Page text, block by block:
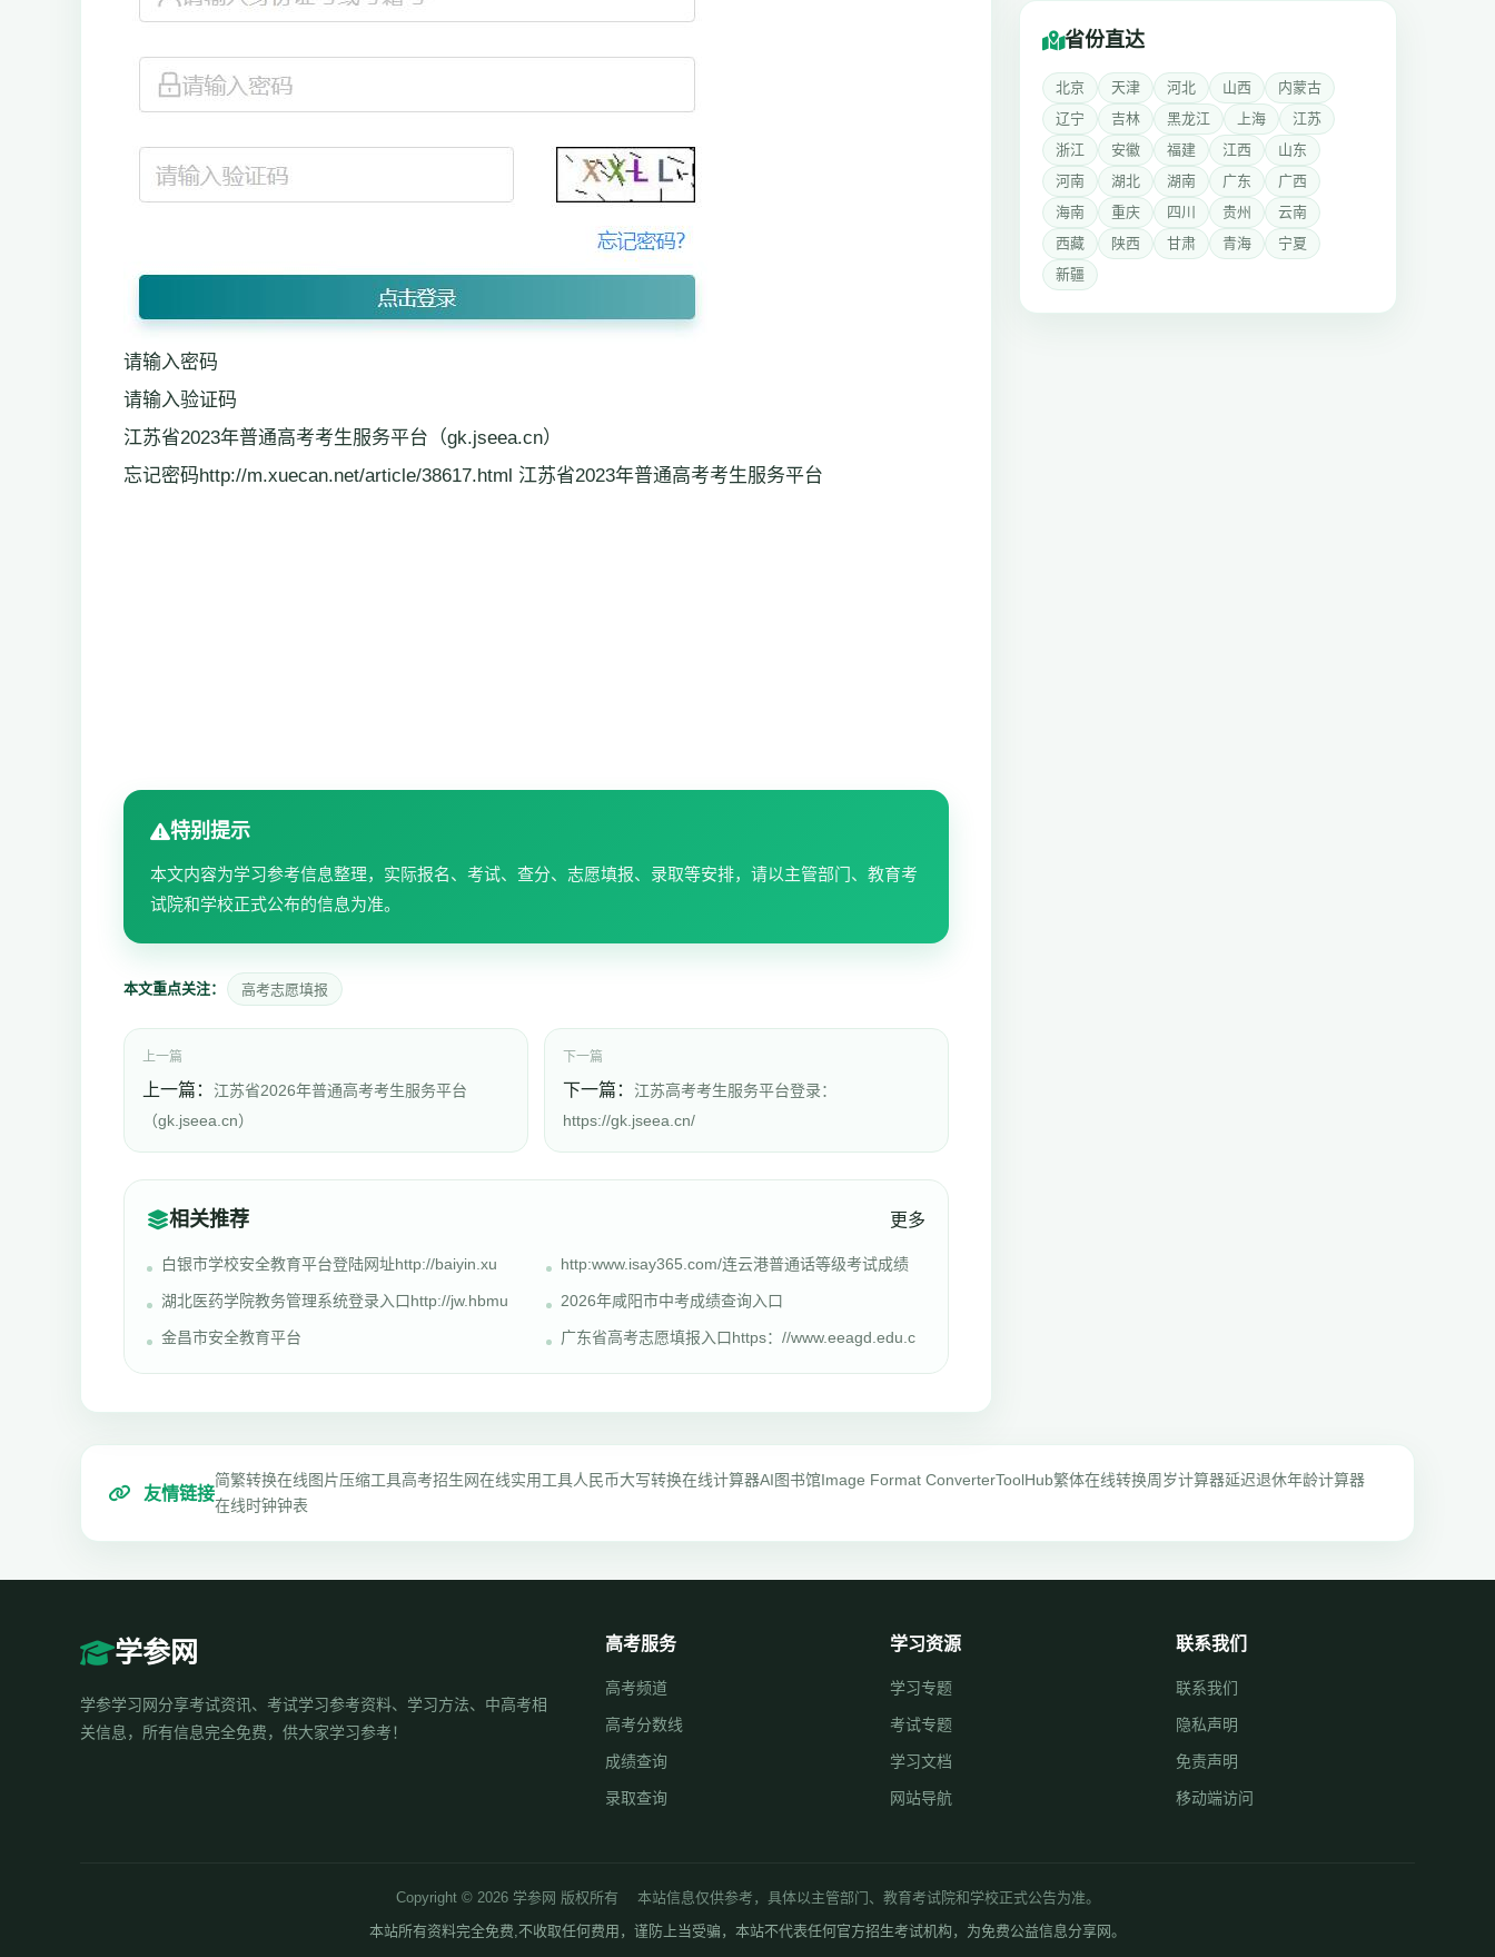
请输入密码
请输入验证码
江苏省2023年普通高考考生服务平台（gk.jseea.cn）
忘记密码http://m.xuecan.net/article/38617.html 江苏省2023年普通高考考生服务平台
特别提示
本文内容为学习参考信息整理，实际报名、考试、查分、志愿填报、录取等安排，请以主管部门、教育考
试院和学校正式公布的信息为准。
本文重点关注： 高考志愿填报
上一篇
上一篇： 江苏省2026年普通高考考生服务平台
（gk.jseea.cn）
下一篇
下一篇： 江苏高考考生服务平台登录：
https://gk.jseea.cn/
相关推荐 更多
白银市学校安全教育平台登陆网址http://baiyin.xu http:www.isay365.com/连云港普通话等级考试成绩
湖北医药学院教务管理系统登录入口http://jw.hbmu 2026年咸阳市中考成绩查询入口
金昌市安全教育平台 广东省高考志愿填报入口https：//www.eeagd.edu.c
省份直达
北京 天津 河北 山西
内蒙古
辽宁
吉林 黑龙江 上海
江苏
浙江
安徽 福建 江西
山东
河南
湖北 湖南 广东
广西
海南
重庆 四川 贵州
云南
西藏
陕西 甘肃 青海
宁夏
新疆
友情链接
简繁转换在线图片压缩工具高考招生网在线实用工具人民币大写转换在线计算器AI图书馆Image Format ConverterToolHub繁体在线转换周岁计算器延迟退休年龄计算器
在线时钟钟表
学参网
学参学习网分享考试资讯、考试学习参考资料、学习方法、中高考相
关信息，所有信息完全免费，供大家学习参考！
高考服务
高考频道
高考分数线
成绩查询
录取查询
学习资源
学习专题
考试专题
学习文档
网站导航
联系我们
联系我们
隐私声明
免责声明
移动端访问
Copyright © 2026 学参网 版权所有 本站信息仅供参考，具体以主管部门、教育考试院和学校正式公告为准。
本站所有资料完全免费,不收取任何费用，谨防上当受骗，本站不代表任何官方招生考试机构，为免费公益信息分享网。